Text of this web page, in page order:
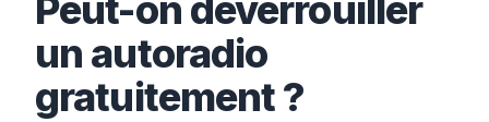
Peut-on déverrouiller
un autoradio
gratuitement ?